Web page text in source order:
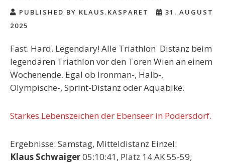
PUBLISHED BY KLAUS.KASPARET
31. AUGUST
2025
Fast. Hard. Legendary! Alle Triathlon Distanz beim
legendären Triathlon vor den Toren Wien an einem
Wochenende. Egal ob Ironman-, Halb-,
Olympische-, Sprint-Distanz oder Aquabike.
Starkes Lebenszeichen der Ebenseer in Podersdorf.
Ergebnisse: Samstag, Mitteldistanz Einzel:
Klaus Schwaiger05:10:41, Platz 14 AK 55-59;